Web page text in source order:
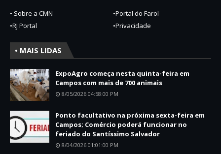
• Sobre a CMN
•Portal do Farol
•RJ Portal
•Privacidade
• MAIS LIDAS
ExpoAgro começa nesta quinta-feira em
Campos com mais de 700 animais
8/05/2026 04:58:00 PM
Ponto facultativo na próxima sexta-feira em
Campos; Comércio poderá funcionar no
feriado do Santíssimo Salvador
8/04/2026 01:01:00 PM